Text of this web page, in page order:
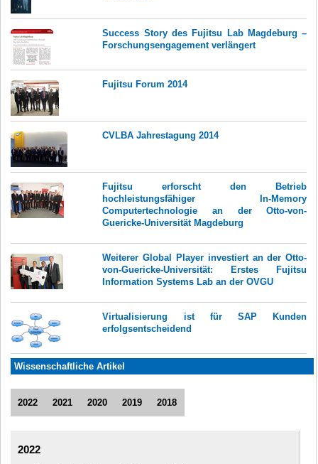
Success Story des Fujitsu Lab Magdeburg –
Forschungsengagement verlängert
Fujitsu Forum 2014
CVLBA Jahrestagung 2014
Fujitsu erforscht den Betrieb
hochleistungsfähiger In-Memory
Computertechnologie an der Otto-von-
Guericke-Universität Magdeburg
Weiterer Global Player investiert an der Otto-
von-Guericke-Universität: Erstes Fujitsu
Information Systems Lab an der OVGU
Virtualisierung ist für SAP Kunden
erfolgsentscheidend
Wissenschaftliche Artikel
2022 2021 2020 2019 2018
2022